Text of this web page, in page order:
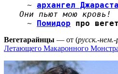
~ архангел
Они пьют мою кровь!
~ Помидор про
Вегетарайнцы — от (русск.-нем.-
Летающего Макаронного